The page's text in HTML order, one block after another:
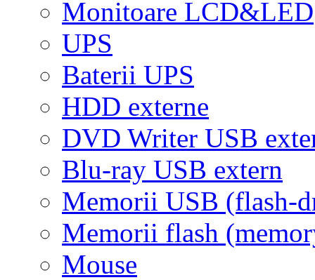
Monitoare LCD&LED
UPS
Baterii UPS
HDD externe
DVD Writer USB
Blu-ray USB extern
Memorii USB (flash-
Memorii flash
Mouse